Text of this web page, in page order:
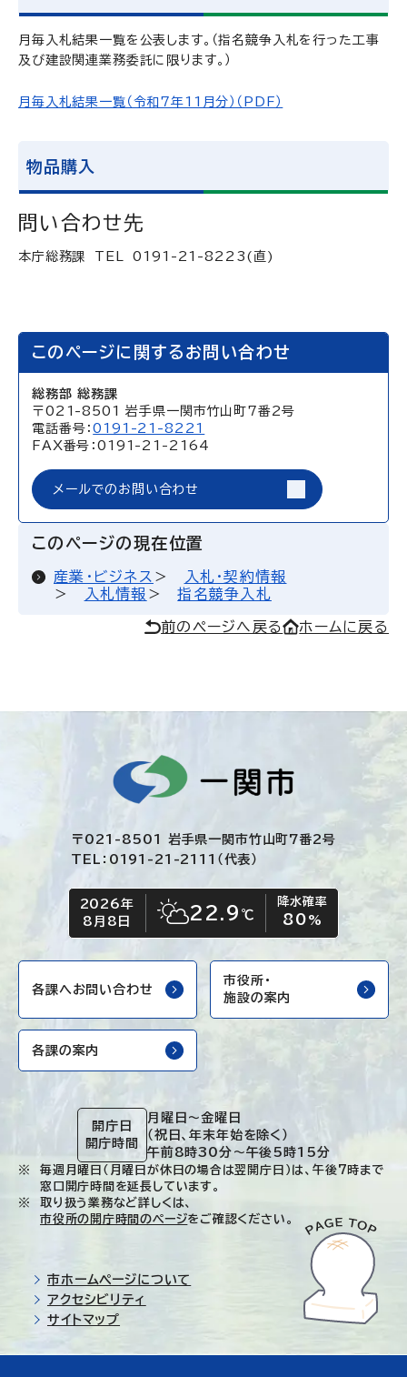
月毎入札結果一覧を公表します。（指名競争入札を行った工事
及び建設関連業務委託に限ります。）
月毎入札結果一覧（令和7年11月分）（PDF）
物品購入
問い合わせ先
本庁総務課 TEL 0191-21-8223(直)
このページに関するお問い合わせ
総務部 総務課
〒021-8501 岩手県一関市竹山町7番2号
電話番号：0191-21-8221
FAX番号：0191-21-2164
メールでのお問い合わせ
このページの現在位置
産業・ビジネス
入札・契約情報
入札情報
指名競争入札
前のページへ戻る ホームに戻る
〒021-8501 岩手県一関市竹山町7番2号
TEL：0191-21-2111（代表）
今日の日付
2026年
8月8日
今日の天気
晴れ時々くもり
22.9 ℃
降水確率
80 %
各課へお問い合わせ
市役所・
施設の案内
各課の案内
開庁日
開庁時間
月曜日～金曜日
（祝日、年末年始を除く）
午前8時30分～午後5時15分
毎週月曜日（月曜日が休日の場合は翌開庁日）は、午後7時まで
窓口開庁時間を延長しています。
取り扱う業務など詳しくは、
市役所の開庁時間のページをご確認ください。
市ホームページについて
アクセシビリティ
サイトマップ